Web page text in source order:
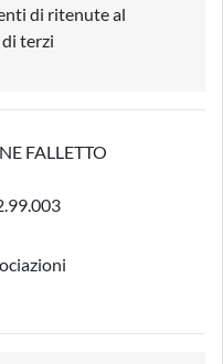
di ritenute al
terzi
FALLETTO